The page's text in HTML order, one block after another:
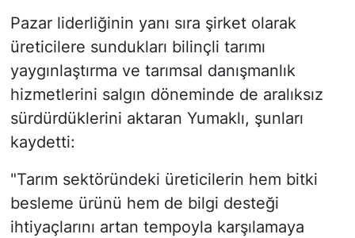
Pazar liderliğinin yanı sıra şirket olarak
üreticilere sundukları bilinçli tarımı
yaygınlaştırma ve tarımsal danışmanlık
hizmetlerini salgın döneminde de aralıksız
sürdürdüklerini aktaran Yumaklı, şunları
kaydetti:
"Tarım sektöründeki üreticilerin hem bitki
besleme ürünü hem de bilgi desteği
ihtiyaçlarını artan tempoyla karşılamaya